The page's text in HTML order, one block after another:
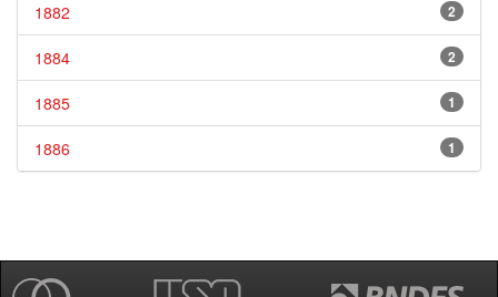
2
1882
2
1884
1
1885
1
1886